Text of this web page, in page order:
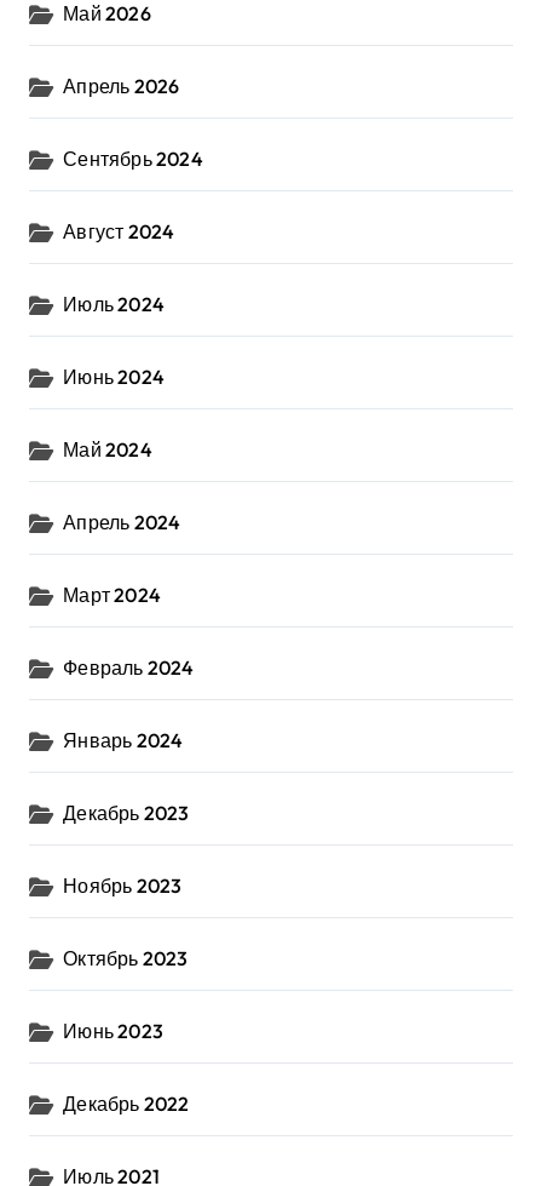
Май 2026
Апрель 2026
Сентябрь 2024
Август 2024
Июль 2024
Июнь 2024
Май 2024
Апрель 2024
Март 2024
Февраль 2024
Январь 2024
Декабрь 2023
Ноябрь 2023
Октябрь 2023
Июнь 2023
Декабрь 2022
Июль 2021